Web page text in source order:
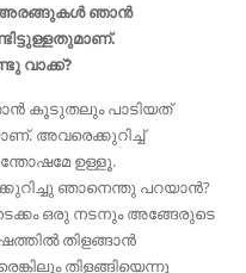
അരങ്ങുകൾ ഞാൻ
വാക്ക്?
കൂടുതലും പാടിയത്
അവരെക്കുറിച്ച്
ഉള്ളൂ.
ഞാനെന്തു പറയാൻ?
ഒരു നടനും അങ്ങേരുടെ
തിളങ്ങാന്‍
തിളങ്ങിയെന്നു